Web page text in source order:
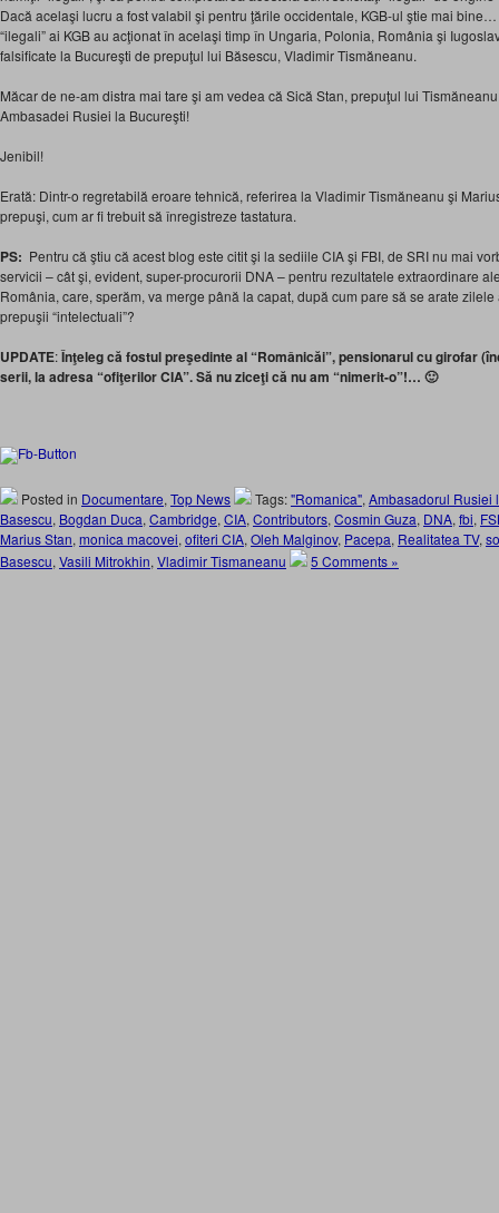
Dacă acelaşi lucru a fost valabil şi pentru ţările occidentale, KGB-ul ştie mai
“ilegali” ai KGB au acţionat în acelaşi timp în Ungaria, Polonia, România şi
falsificate la Bucureşti de prepuţul lui Băsescu, Vladimir Tismăneanu.
Măcar de ne-am distra mai tare şi am vedea că Sică Stan, prepuţul lui
Ambasadei Rusiei la Bucureşti!
Jenibil!
Erată: Dintr-o regretabilă eroare tehnică, referirea la Vladimir Tismăneanu şi
prepuşi, cum ar fi trebuit să înregistreze tastatura.
PS: Pentru că ştiu că acest blog este citit şi la sediile CIA şi FBI, de SRI nu mai
servicii – cât şi, evident, super-procurorii DNA – pentru rezultatele extraordinare
România, care, sperăm, va merge până la capat, după cum pare să se arate
prepuşii “intelectuali”?
UPDATE:Înţeleg că fostul preşedinte al “Românicăi”, pensionarul cu girofar
serii, la adresa “ofiţerilor CIA”. Să nu ziceţi că nu am “nimerit-o”!… 🙂
Posted in Documentare, Top News Tags:"Romanica", Ambasadorul Rusiei
Basescu, Bogdan Duca, Cambridge, CIA, Contributors, Cosmin Guza, DNA, fbi,
Marius Stan, monica macovei, ofiteri CIA, Oleh Malginov, Pacepa, Realitatea TV,
Basescu, Vasili Mitrokhin, Vladimir Tismaneanu 5 Comments »